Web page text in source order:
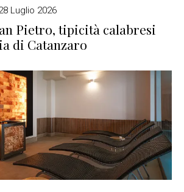
Luglio 2026
Pietro, tipicità calabresi
di Catanzaro